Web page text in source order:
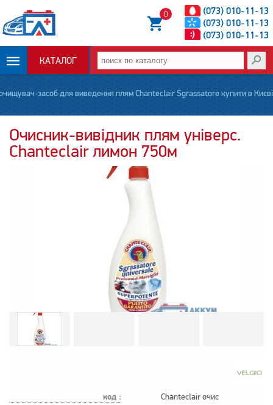
(073) 010-11-13
(073) 010-11-13
(073) 010-11-13
0
КАТАЛОГ
ОПЛАТА И
ДОСТАВКА
НОВОСТИ
засоб для виведення плям Chanteсlair Sgrassatore купити в Києві
Очисник-вивідник плям універс.
Chanteсlair лимон 750м
код : Chanteсlair очис